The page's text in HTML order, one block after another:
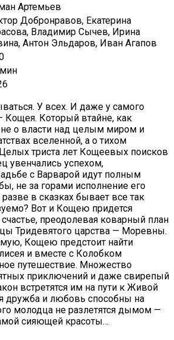
Артемьев
Добронравов, Екатерина
Владимир Сычев, Ирина
Антон Эльдаров, Иван Агапов
У всех. И даже у самого
Кощея. Который втайне, как
не о власти над целым миром и
вселенной, а о тихом
триста лет Кощеевых поисков
увенчались успехом,
с Варварой идут полным
не за горами исполнение его
в сказках бывает все так
Вот и Кощею придется
преодолевая коварный план
Тридевятого царства — Моревны.
Кощею предстоит найти
и вместе с Колобком
путешествие. Множество
приключений и даже свирепый
встретятся им на пути к Живой
дружба и любовь способны на
молодца не разлетятся дымом —
сияющей красоты…